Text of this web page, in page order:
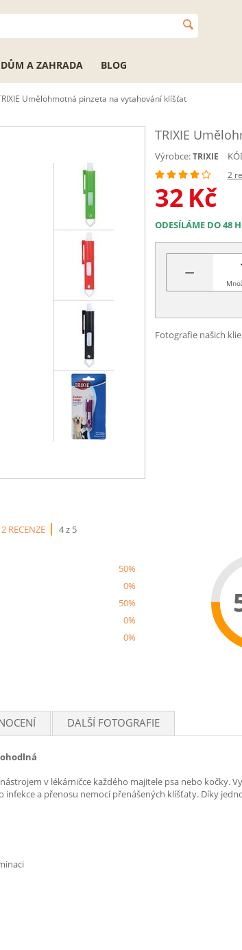
DŮM A ZAHRADA BLOG
Umělohmotná pinzeta na vytahování klíšťat
TRIXIE
Výrobce: TRIXIE
2
32 Kč
ODESÍLÁME DO 48
−
Fotografie našich
2 RECENZE 4 z 5
50%
0%
50%
0%
0%
DALŠÍ FOTOGRAFIE
v lékárničce každého majitele psa nebo kočky.
a přenosu nemocí přenášených klíšťaty. Díky